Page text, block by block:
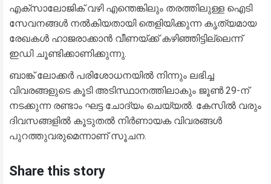
എക്സാലോജിക് വഴി എന്തെങ്കിലും തരത്തിലുള്ള ഐടി
സേവനങ്ങൾ നൽകിയതായി തെളിയിക്കുന്ന കൃത്യമായ
രേഖകൾ ഹാജരാക്കാൻ വീണയ്ക്ക് കഴിഞ്ഞിട്ടില്ലെന്ന്
ഇഡി ചൂണ്ടിക്കാണിക്കുന്നു.
​ബാങ്ക് ലോക്കർ പരിശോധനയിൽ നിന്നും ലഭിച്ച
വിവരങ്ങളുടെ കൂടി അടിസ്ഥാനത്തിലാകും ജൂൺ 29-ന്
നടക്കുന്ന രണ്ടാം ഘട്ട ചോദ്യം ചെയ്യൽ. കേസിൽ വരും
ദിവസങ്ങളിൽ കൂടുതൽ നിർണായക വിവരങ്ങൾ
പുറത്തുവരുമെന്നാണ് സൂചന.
Share this story